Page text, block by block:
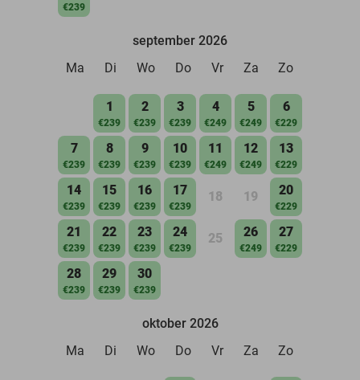
€239
september 2026
Ma
Di Wo Do Vr Za Zo
1
€239
2
€239
3
€239
4
€249
5
€249
6
€229
7
€239
8
€239
9
€239
10
€239
11
€249
12
€249
13
€229
14
€239
15
€239
16
€239
17
€239
18 19 20
€229
21
€239
22
€239
23
€239
24
€239
25 26
€249
27
€229
28
€239
29
€239
30
€239
oktober 2026
Ma
Di Wo Do Vr Za Zo